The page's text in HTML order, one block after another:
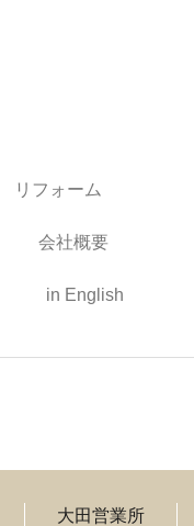
リフォーム
会社概要
in English
大田営業所